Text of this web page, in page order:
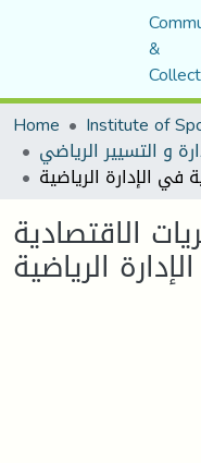
&
Home
و التسيير الرياضي
الاقتصادية
الرياضية